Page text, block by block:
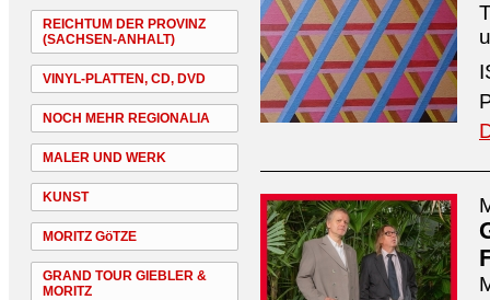
REICHTUM DER PROVINZ
(SACHSEN-ANHALT)
VINYL-PLATTEN, CD, DVD
NOCH MEHR REGIONALIA
MALER UND WERK
KUNST
MORITZ GöTZE
GRAND TOUR GIEBLER &
MORITZ